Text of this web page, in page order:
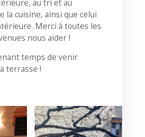
au tri et au
la cuisine, ainsi que celui
Merci à toutes les
nous aider !
temps de venir
terrasse !